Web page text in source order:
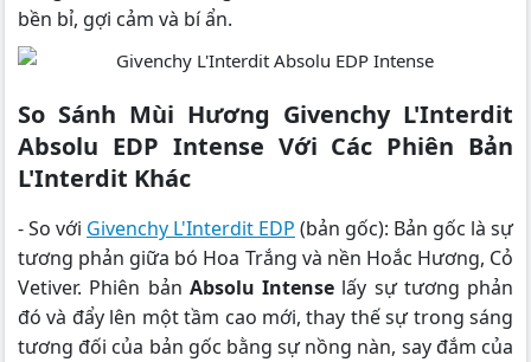
bền bỉ, gợi cảm và bí ẩn.
So Sánh Mùi Hương Givenchy L'Interdit
Absolu EDP Intense Với Các Phiên Bản
L'Interdit Khác
- So với Givenchy L'Interdit EDP (bản gốc): Bản gốc là sự
tương phản giữa bó Hoa Trắng và nền Hoắc Hương, Cỏ
Vetiver. Phiên bản Absolu Intense lấy sự tương phản
đó và đẩy lên một tầm cao mới, thay thế sự trong sáng
tương đối của bản gốc bằng sự nồng nàn, say đắm của